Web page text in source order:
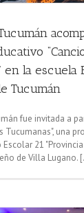
en la escuela
Tucumán
fue invitada a
Tucumanas", una
21
de Villa Lugano.